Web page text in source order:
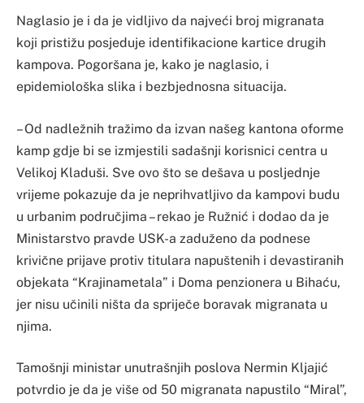
Naglasio je i da je vidljivo da najveći broj migranata
koji pristižu posjeduje identifikacione kartice drugih
kampova. Pogoršana je, kako je naglasio, i
epidemiološka slika i bezbjednosna situacija.
– Od nadležnih tražimo da izvan našeg kantona oforme
kamp gdje bi se izmjestili sadašnji korisnici centra u
Velikoj Kladuši. Sve ovo što se dešava u posljednje
vrijeme pokazuje da je neprihvatljivo da kampovi budu
u urbanim područjima – rekao je Ružnić i dodao da je
Ministarstvo pravde USK-a zaduženo da podnese
krivične prijave protiv titulara napuštenih i devastiranih
objekata “Krajinametala” i Doma penzionera u Bihaću,
jer nisu učinili ništa da spriječe boravak migranata u
njima.
Tamošnji ministar unutrašnjih poslova Nermin Kljajić
potvrdio je da je više od 50 migranata napustilo “Miral”,